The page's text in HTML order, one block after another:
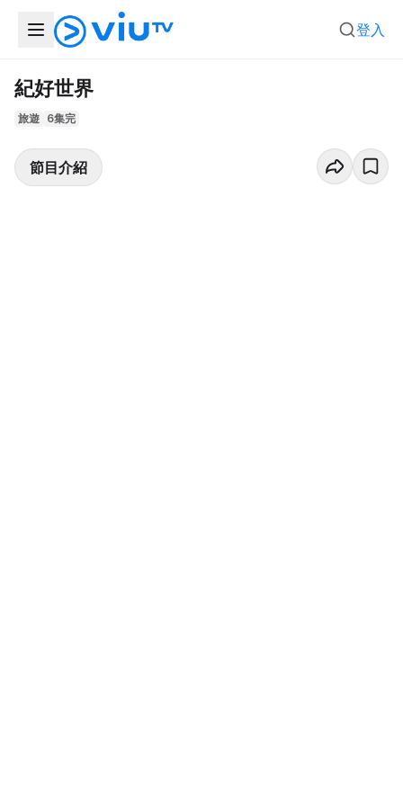
登入
紀好世界
旅遊 6集完
節目介紹